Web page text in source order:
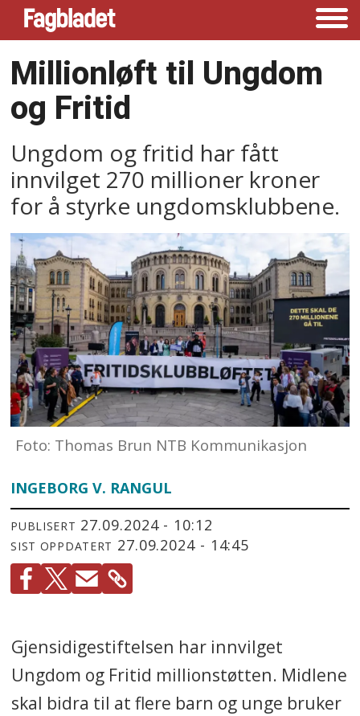
Millionløft til Ungdom
og Fritid
Ungdom og fritid har fått
innvilget 270 millioner kroner
for å styrke ungdomsklubbene.
Foto: Thomas Brun NTB Kommunikasjon
INGEBORG V. RANGUL
PUBLISERT 27.09.2024 - 10:12
SIST OPPDATERT 27.09.2024 - 14:45
Gjensidigestiftelsen har innvilget
Ungdom og Fritid millionstøtten. Midlene
skal bidra til at flere barn og unge bruker